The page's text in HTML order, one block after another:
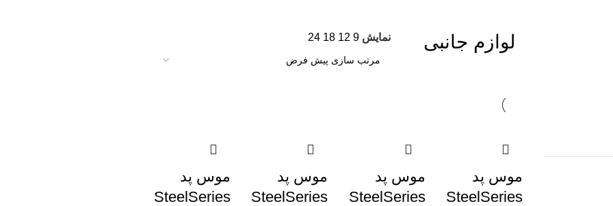
لوازم جانبی نمایش9
12
18
24
موس پد
SteelSeries
موس پد
SteelSeries
موس پد
SteelSeries
موس پد
SteelSeries